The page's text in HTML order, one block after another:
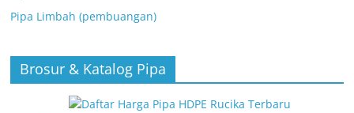
Pipa Limbah (pembuangan)
Brosur & Katalog Pipa